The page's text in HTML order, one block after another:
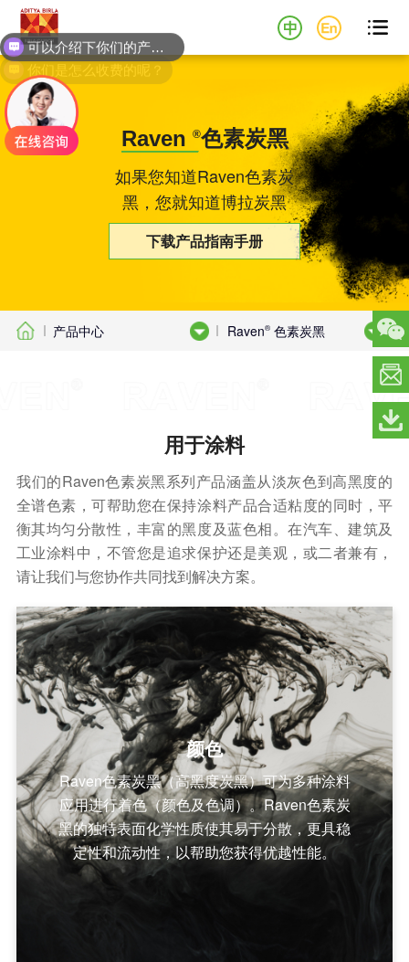

Raven ®色素炭黑
如果您知道Raven色素炭
黑，您就知道博拉炭黑
下载产品指南手册
产品中心 Raven® 色素炭黑
用于涂料
我们的Raven色素炭黑系列产品涵盖从淡灰色到高黑度的
全谱色素，可帮助您在保持涂料产品合适粘度的同时，平
衡其均匀分散性，丰富的黑度及蓝色相。在汽车、建筑及
工业涂料中，不管您是追求保护还是美观，或二者兼有，
请让我们与您协作共同找到解决方案。
颜色
Raven色素炭黑（高黑度炭黑）可为多种涂料
应用进行着色（颜色及色调）。Raven色素炭
黑的独特表面化学性质使其易于分散，更具稳
定性和流动性，以帮助您获得优越性能。
你们是怎么收费的呢？